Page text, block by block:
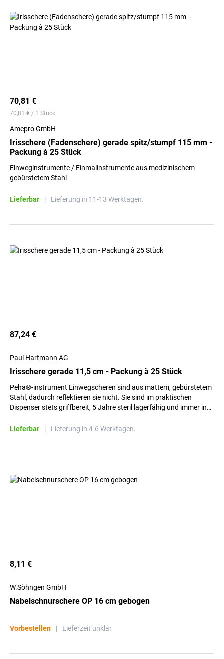
70,81 €
70,81 € / 1 Stück
Amepro GmbH
Irisschere (Fadenschere) gerade spitz/stumpf 115 mm -
Packung à 25 Stück
Einweginstrumente / Einmalinstrumente aus medizinischem
gebürstetem Stahl
Lieferbar | Lieferung in 11-13 Werktagen.
87,24 €
Paul Hartmann AG
Irisschere gerade 11,5 cm - Packung à 25 Stück
Peha®-instrument Einwegscheren sind aus mattem, gebürstetem
Stahl, dadurch reflektieren sie nicht. Sie sind im praktischen
Dispenser stets griffbereit, 5 Jahre steril lagerfähig und immer in
Lieferbar
| Lieferung in 4-6 Werktagen.
8,11 €
W.Söhngen GmbH
Nabelschnurschere OP 16 cm gebogen
Vorbestellen | Lieferzeit unklar